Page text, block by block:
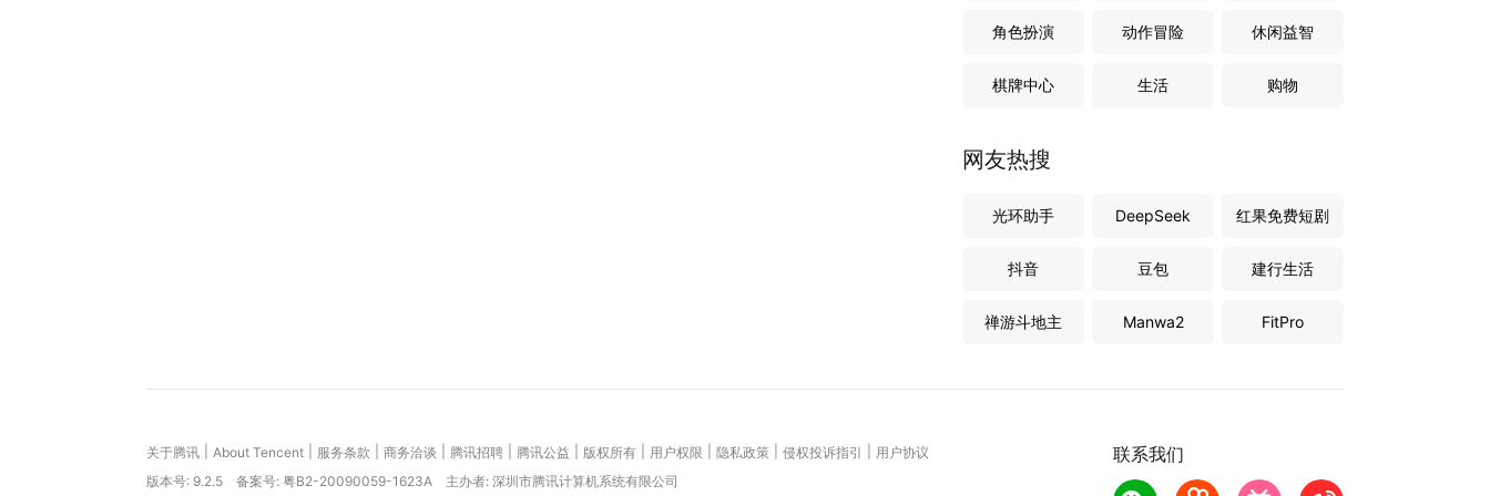
角色扮演 动作冒险 休闲益智
棋牌中心 生活 购物
网友热搜
光环助手 DeepSeek 红果免费短剧
抖音 豆包 建行生活
禅游斗地主 Manwa2 FitPro
联系我们
关于腾讯 About Tencent 服务条款 商务洽谈 腾讯招聘 腾讯公益 版权所有 用户权限 隐私政策 侵权投诉指引
用户协议
版本号: 9.2.5 备案号: 粤B2-20090059-1623A 主办者: 深圳市腾讯计算机系统有限公司